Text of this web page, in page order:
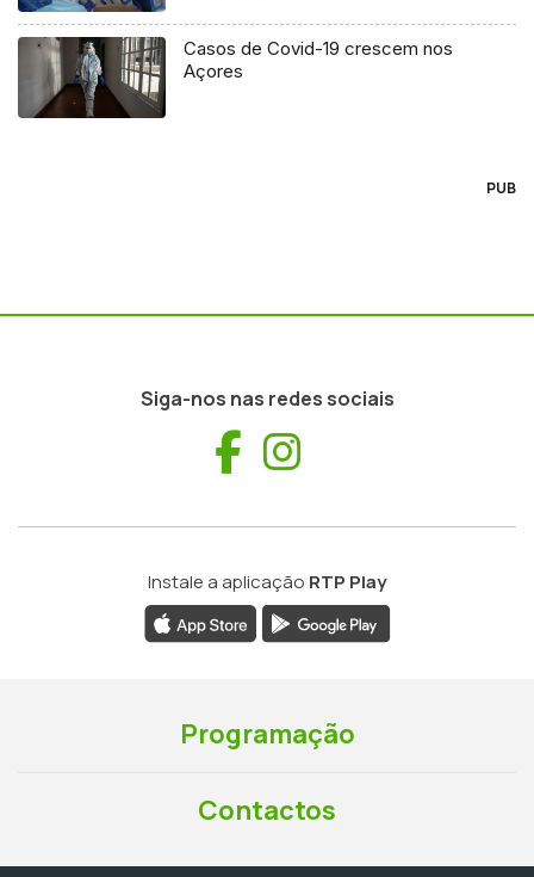
Casos de Covid-19 crescem nos
Açores
PUB
Siga-nos nas redes sociais
Facebook
Instale a aplicação RTP Play
Programação
Contactos